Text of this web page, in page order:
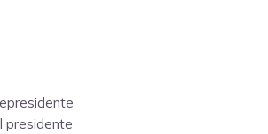
presidente